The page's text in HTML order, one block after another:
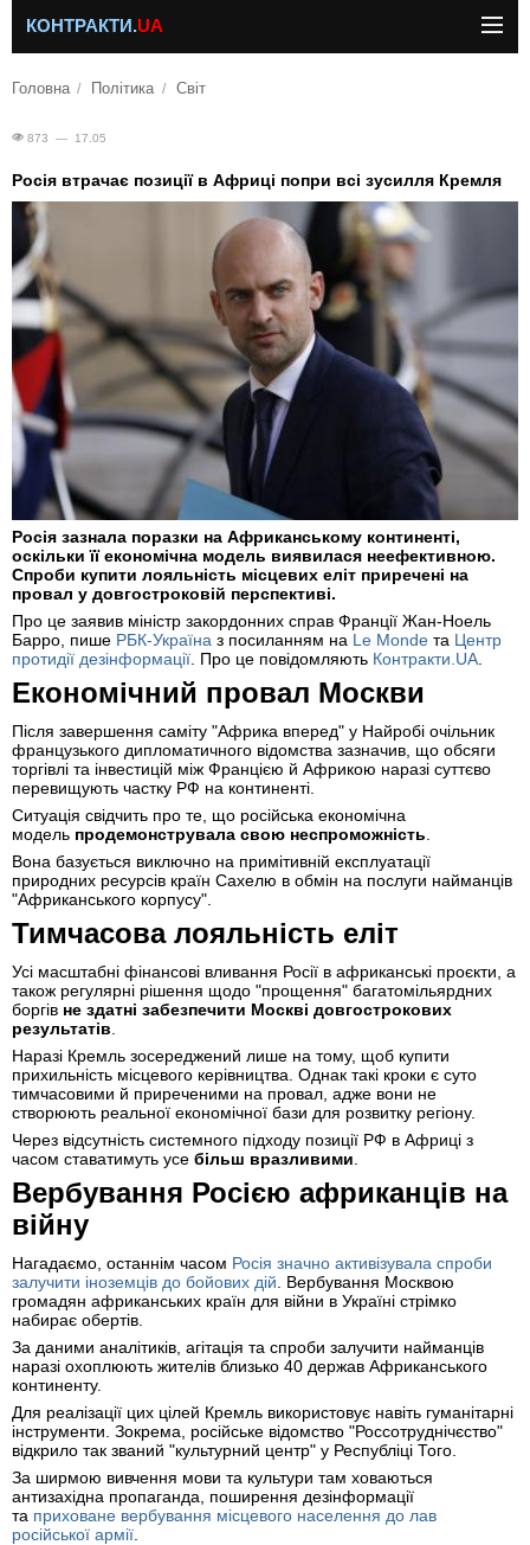
КОНТРАКТИ.UA
Головна Політика Світ
873 — 17.05
Росія втрачає позиції в Африці попри всі зусилля Кремля
Росія зазнала поразки на Африканському континенті,
оскільки її економічна модель виявилася неефективною.
Спроби купити лояльність місцевих еліт приречені на
провал у довгостроковій перспективі.
Про це заявив міністр закордонних справ Франції Жан-Ноель
Барро, пише РБК-Україна з посиланням на Le Monde та Центр
протидії дезінформації . Про це повідомляють Контракти.UA
Економічний провал Москви
Після завершення саміту "Африка вперед" у Найробі очільник
французького дипломатичного відомства зазначив, що обсяги
торгівлі та інвестицій між Францією й Африкою наразі суттєво
перевищують частку РФ на континенті.
Ситуація свідчить про те, що російська економічна
модель продемонструвала свою неспроможність
Вона базується виключно на примітивній експлуатації
природних ресурсів країн Сахелю в обмін на послуги найманців
"Африканського корпусу".
Тимчасова лояльність еліт
Усі масштабні фінансові вливання Росії в африканські проєкти, а
також регулярні рішення щодо "прощення" багатомільярдних
боргів не здатні забезпечити Москві довгострокових
результатів
Наразі Кремль зосереджений лише на тому, щоб купити
прихильність місцевого керівництва. Однак такі кроки є суто
тимчасовими й приреченими на провал, адже вони не
створюють реальної економічної бази для розвитку регіону.
Через відсутність системного підходу позиції РФ в Африці з
часом ставатимуть усе більш вразливими
Вербування Росією африканців на
війну
Нагадаємо, останнім часом Росія значно активізувала спроби
залучити іноземців до бойових дій . Вербування Москвою
громадян африканських країн для війни в Україні стрімко
набирає обертів.
За даними аналітиків, агітація та спроби залучити найманців
наразі охоплюють жителів близько 40 держав Африканського
континенту.
Для реалізації цих цілей Кремль використовує навіть гуманітарні
інструменти. Зокрема, російське відомство "Россотруднічєство"
відкрило так званий "культурний центр" у Республіці Того.
За ширмою вивчення мови та культури там ховаються
антизахідна пропаганда, поширення дезінформації
та приховане вербування місцевого населення до лав
російської армії